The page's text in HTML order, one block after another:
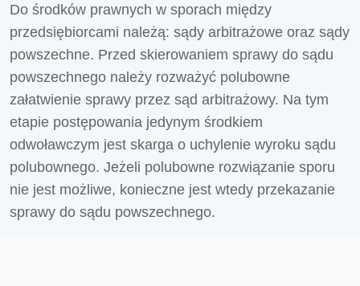
Do środków prawnych w sporach między
przedsiębiorcami należą: sądy arbitrażowe oraz sądy
powszechne. Przed skierowaniem sprawy do sądu
powszechnego należy rozważyć polubowne
załatwienie sprawy przez sąd arbitrażowy. Na tym
etapie postępowania jedynym środkiem
odwoławczym jest skarga o uchylenie wyroku sądu
polubownego. Jeżeli polubowne rozwiązanie sporu
nie jest możliwe, konieczne jest wtedy przekazanie
sprawy do sądu powszechnego.